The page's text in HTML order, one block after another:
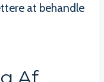
at behandle
Af